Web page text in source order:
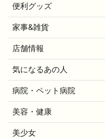
便利グッズ
家事&雑貨
店舗情報
気になるあの人
病院・ペット病院
美容・健康
美少女